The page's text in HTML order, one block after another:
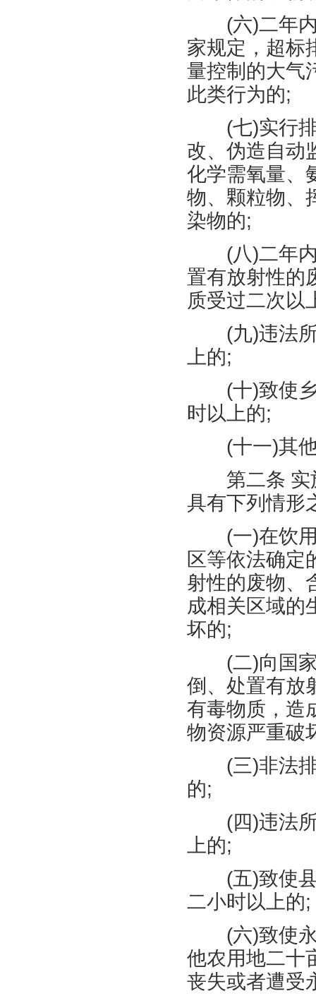
(六)二年
家规定，超标
量控制的大气
此类行为的;
(七)实行
改、伪造自动
化学需氧量、
物、颗粒物、
染物的;
(八)二年
置有放射性的
质受过二次以
(九)违法
上的;
(十)致使
时以上的;
(十一)其
第二条 实
具有下列情形
(一)在饮
区等依法确定
射性的废物、
成相关区域的
坏的;
(二)向国
倒、处置有放
有毒物质，造
物资源严重破
(三)非法
的;
(四)违法
上的;
(五)致使
二小时以上的;
(六)致使
他农用地二十
丧失或者遭受